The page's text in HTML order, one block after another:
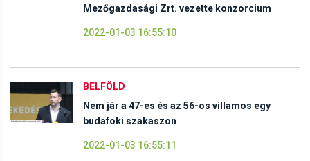
Mezőgazdasági Zrt. vezette konzorcium
2022-01-03 16:55:10
BELFÖLD
Nem jár a 47-es és az 56-os villamos egy
budafoki szakaszon
2022-01-03 16:55:11